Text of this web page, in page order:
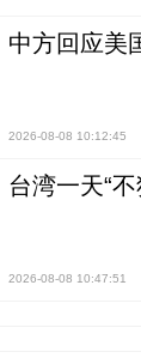
中方回应美
2026-08-08 10:12:45
台湾一天“
2026-08-08 10:47:51